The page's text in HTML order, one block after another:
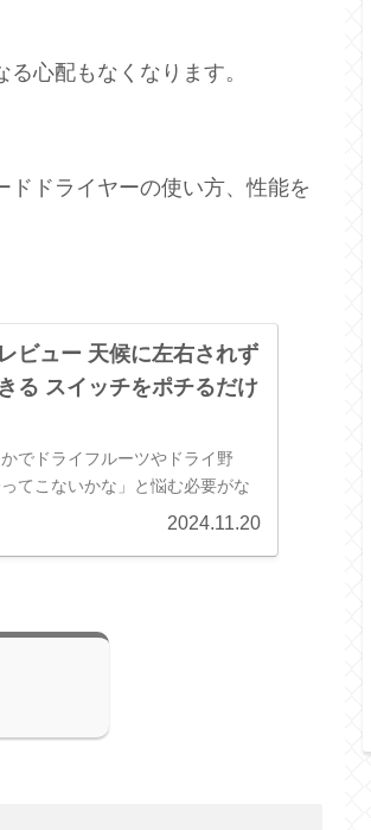
心配もなくなります。
ドライヤーの使い方、性能を
ビュー 天候に左右されず
る スイッチをポチるだけ
でドライフルーツやドライ野
てこないかな」と悩む必要がな
とレシピを書いています。
2024.11.20